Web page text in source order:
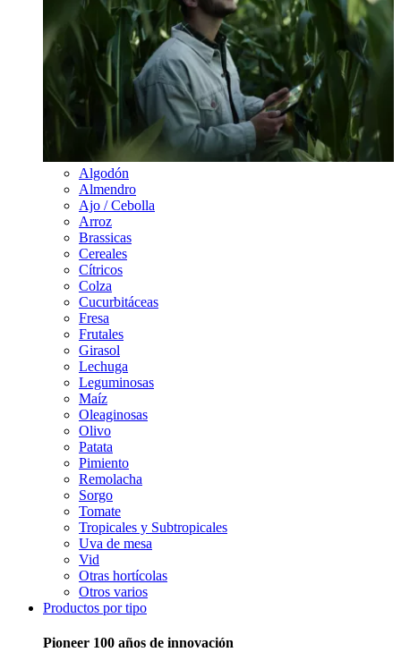
Algodón
Almendro
Ajo / Cebolla
Arroz
Brassicas
Cereales
Cítricos
Colza
Cucurbitáceas
Fresa
Frutales
Girasol
Lechuga
Leguminosas
Maíz
Oleaginosas
Olivo
Patata
Pimiento
Remolacha
Sorgo
Tomate
Tropicales y Subtropicales
Uva de mesa
Vid
Otras hortícolas
Otros varios
Productos por tipo
Pioneer 100 años de innovación